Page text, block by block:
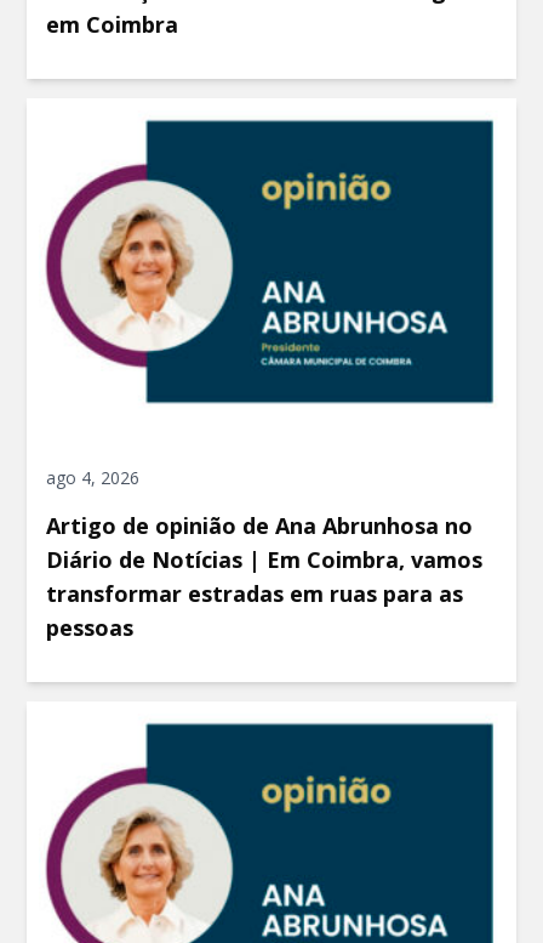
em Coimbra
ago 4, 2026
Artigo de opinião de Ana Abrunhosa no
Diário de Notícias | Em Coimbra, vamos
transformar estradas em ruas para as
pessoas